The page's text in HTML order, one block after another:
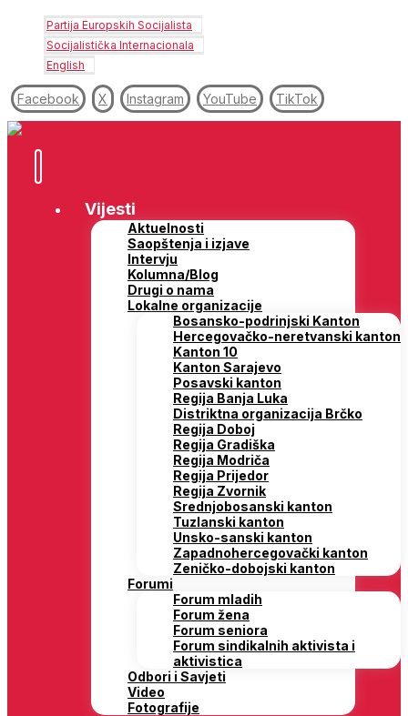
Partija Europskih Socijalista
Socijalistička Internacionala
English
Facebook X Instagram YouTube TikTok
Vijesti
Aktuelnosti
Saopštenja i izjave
Intervju
Kolumna/Blog
Drugi o nama
Lokalne organizacije
Bosansko-podrinjski Kanton
Hercegovačko-neretvanski kanton
Kanton 10
Kanton Sarajevo
Posavski kanton
Regija Banja Luka
Distriktna organizacija Brčko
Regija Doboj
Regija Gradiška
Regija Modriča
Regija Prijedor
Regija Zvornik
Srednjobosanski kanton
Tuzlanski kanton
Unsko-sanski kanton
Zapadnohercegovački kanton
Zeničko-dobojski kanton
Forumi
Forum mladih
Forum žena
Forum seniora
Forum sindikalnih aktivista i
aktivistica
Odbori i Savjeti
Video
Fotografije